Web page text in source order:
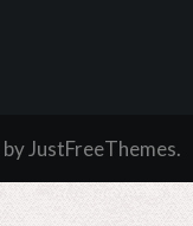
by JustFreeThemes.